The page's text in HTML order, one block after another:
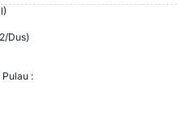
Dus)
: